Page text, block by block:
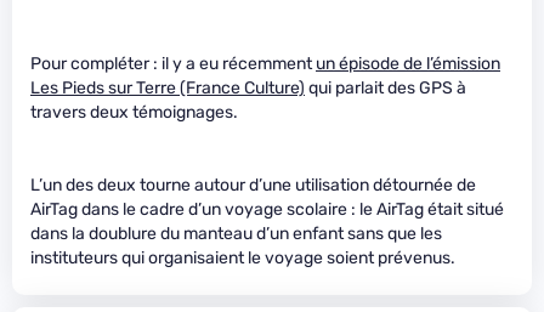
Pour compléter : il y a eu récemmentun épisode de l’émission
Les Pieds sur Terre (France Culture) qui parlait des GPS à
travers deux témoignages.
L’un des deux tourne autour d’une utilisation détournée de
AirTag dans le cadre d’un voyage scolaire : le AirTag était situé
dans la doublure du manteau d’un enfant sans que les
instituteurs qui organisaient le voyage soient prévenus.